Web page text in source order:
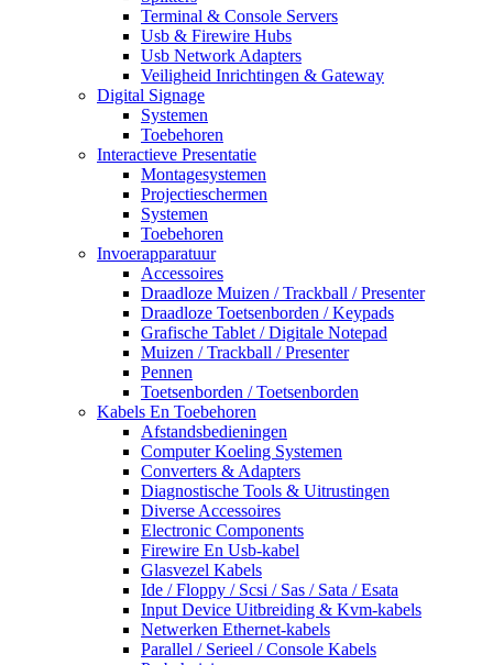
Terminal & Console Servers
Usb & Firewire Hubs
Usb Network Adapters
Veiligheid Inrichtingen & Gateway
Digital Signage
Systemen
Toebehoren
Interactieve Presentatie
Montagesystemen
Projectieschermen
Systemen
Toebehoren
Invoerapparatuur
Accessoires
Draadloze Muizen / Trackball / Presenter
Draadloze Toetsenborden / Keypads
Grafische Tablet / Digitale Notepad
Muizen / Trackball / Presenter
Pennen
Toetsenborden / Toetsenborden
Kabels En Toebehoren
Afstandsbedieningen
Computer Koeling Systemen
Converters & Adapters
Diagnostische Tools & Uitrustingen
Diverse Accessoires
Electronic Components
Firewire En Usb-kabel
Glasvezel Kabels
Ide / Floppy / Scsi / Sas / Sata / Esata
Input Device Uitbreiding & Kvm-kabels
Netwerken Ethernet-kabels
Parallel / Serieel / Console Kabels